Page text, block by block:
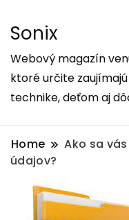
Sonix
Webový magazín
ktoré určite
technike, deťom aj
Home
Ako sa
údajov?